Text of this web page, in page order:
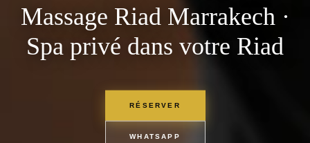
Massage Riad Marrakech ·
Spa privé dans votre Riad
RÉSERVER
WHATSAPP